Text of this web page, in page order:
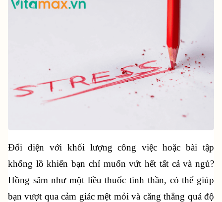
Đối diện với khối lượng công việc hoặc bài tập
khổng lồ khiến bạn chỉ muốn vứt hết tất cả và ngủ?
Hồng sâm như một liều thuốc tinh thần, có thể giúp
bạn vượt qua cảm giác mệt mỏi và căng thẳng quá độ